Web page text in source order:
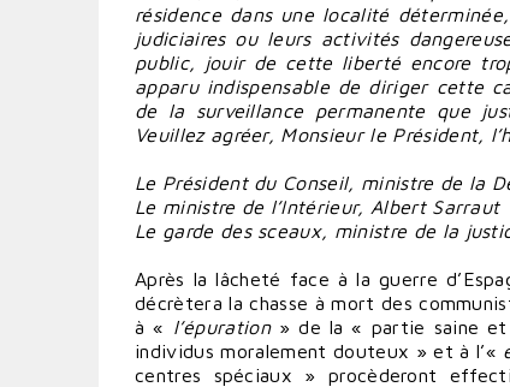
résidence dans une localité
judiciaires ou leurs activités
public, jouir de cette liberté encore
apparu indispensable de diriger cette
de la surveillance permanente que
Veuillez agréer, Monsieur le Président,
Le Président du Conseil, ministre de la
Le ministre de l’Intérieur, Albert Sarraut
Le garde des sceaux, ministre de la
Après la lâcheté face à la guerre
décrètera la chasse à mort des
à « l’épuration» de la « partie saine et
individus moralement douteux » et à l’«
centres spéciaux » procèderont